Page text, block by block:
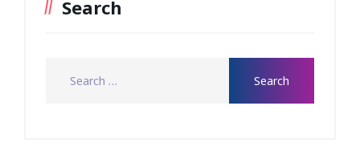
Search